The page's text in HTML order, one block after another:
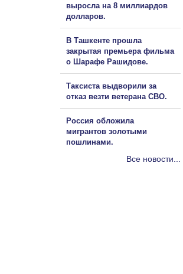
выросла на 8 миллиардов
долларов.
В Ташкенте прошла
закрытая премьера фильма
о Шарафе Рашидове.
Таксиста выдворили за
отказ везти ветерана СВО.
Россия обложила
мигрантов золотыми
пошлинами.
Все новости...